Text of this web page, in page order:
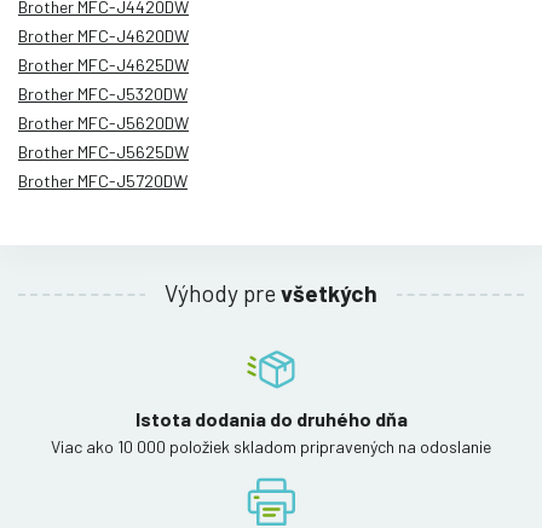
Brother MFC-J4420DW
Brother MFC-J4620DW
Brother MFC-J4625DW
Brother MFC-J5320DW
Brother MFC-J5620DW
Brother MFC-J5625DW
Brother MFC-J5720DW
Výhody pre všetkých
Istota dodania do druhého dňa
Viac ako 10 000 položiek skladom pripravených na odoslanie